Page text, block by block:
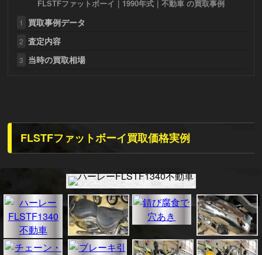
FLSTFファットボーイ｜1990年式｜不動車 の買取事例
1 買取事例データ
2 査定内容
3 当時の買取相場
FLSTFファットボーイ買取価格実例